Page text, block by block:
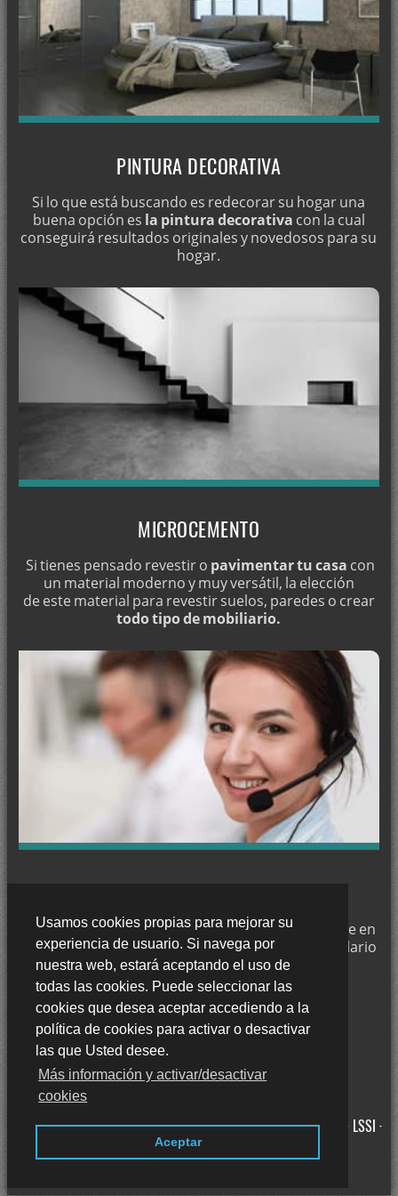
Usamos cookies propias para mejorar su
experiencia de usuario. Si navega por
nuestra web, estará aceptando el uso de
todas las cookies. Puede seleccionar las
cookies que desea aceptar accediendo a la
política de cookies para activar o desactivar
las que Usted desee.
Más información y activar/desactivar
cookies
Aceptar
Pintura en Bogarre - Granada
Pintura en Bubión
Pintura en Busquístar
Pintura en Cacín
Pintura en Cájar
Pintura en Calicasas
Pintura en Campotéjar
Pintura en Cáñar
Pintura en Capileira
Pintura en Carataunas
Pintura en Carramaiza
Pintura en Casanueva
Pintar en Cástaras
Pintar en Castell de Ferro
Pintar en Castilléjar
Pintar en Castillo de Tajarja
Pintar en Motril
Pintar en Maracena
Pintar en Las Gabias
Pintar en Guadix
Pintar en La Zubia
Pintar en Santa Fe
Pintar en Churriana de la Vega
Pintar en Salobreña
Pintar en Pinos Puente
Pintar en Íllora
Pintar en Vegas del Genil
Pintar en Huétor-Tájar
Pintar en El Padul
Decorador en Cenes de la Vega
Decorador en Huéscar
Decorador en Monachil
PINTURA DECORATIVA
Si lo que está buscando es redecorar su hogar una
buena opción es la pintura decorativa con la cual
conseguirá resultados originales y novedosos para su
hogar.
MICROCEMENTO
Si tienes pensado revestir o pavimentar tu casa con
un material moderno y muy versátil, la elección
de este material para revestir suelos, paredes o crear
todo tipo de mobiliario.
Trabajamos enGranaday si desea puede ponerse en
contacto con nosotros a través de nuestro formulario
de contacto o llámenos al:
635 476 599
Villeda, 24, 2 A, C.P. 18110, LAS GABIAS, (GRANADA) ·Aviso legal · LSSI ·
Política de cookies · Política de privacidad